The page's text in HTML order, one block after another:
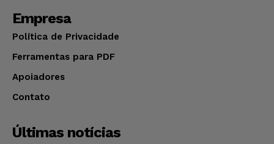
Empresa
Política de Privacidade
Ferramentas para PDF
Apoiadores
Contato
Últimas notícias